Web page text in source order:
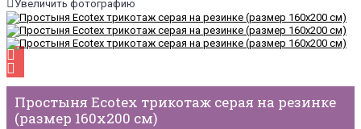
Увеличить фотографию
Простыня Ecotex трикотаж серая на резинке
(размер 160х200 см)